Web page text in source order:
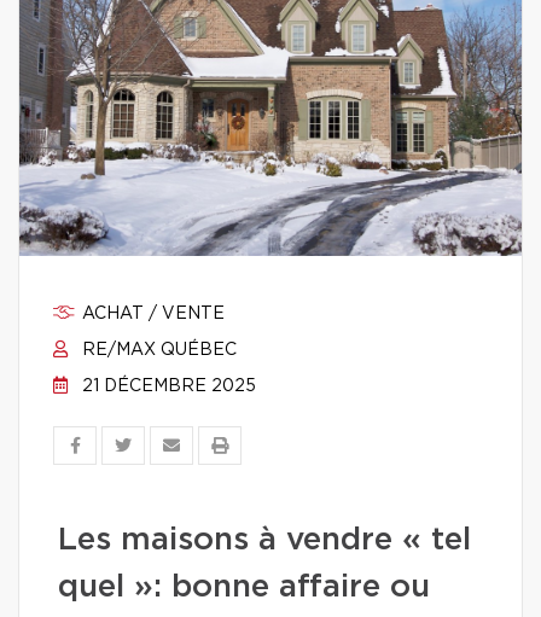
ACHAT / VENTE
RE/MAX QUÉBEC
21 DÉCEMBRE 2025
Les maisons à vendre « tel
quel »: bonne affaire ou